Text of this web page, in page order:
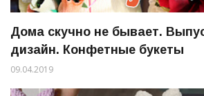
Дома скучно не бывает.
дизайн. Конфетные букеты
09.04.2019